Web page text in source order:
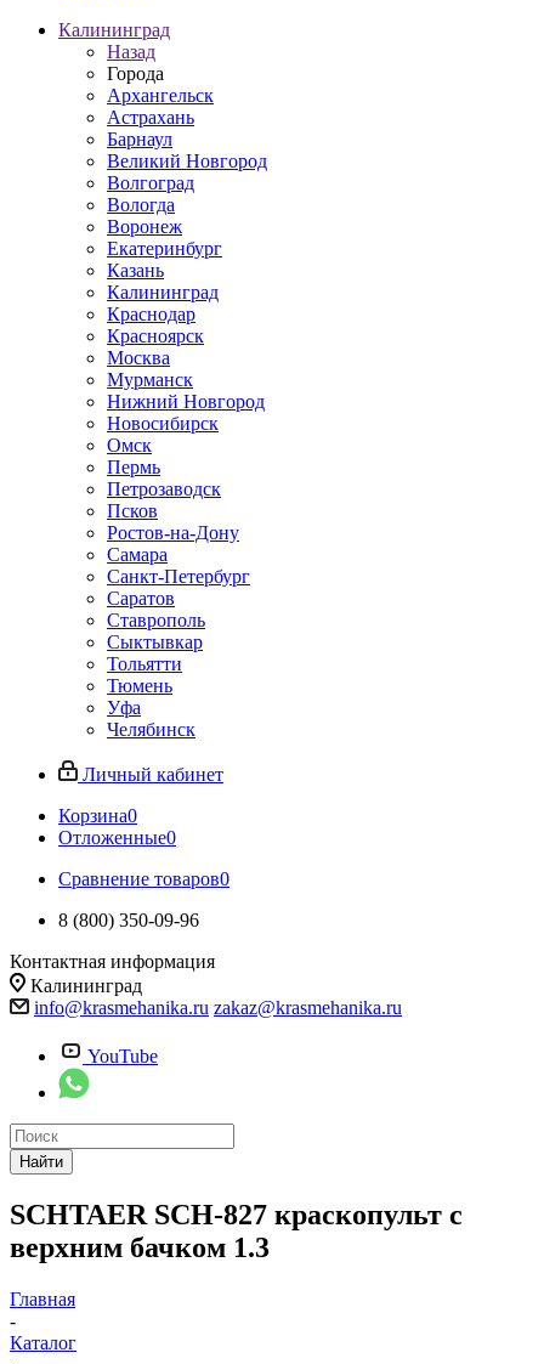
Калининград
Назад
Города
Архангельск
Астрахань
Барнаул
Великий Новгород
Волгоград
Вологда
Воронеж
Екатеринбург
Казань
Калининград
Краснодар
Красноярск
Москва
Мурманск
Нижний Новгород
Новосибирск
Омск
Пермь
Петрозаводск
Псков
Ростов-на-Дону
Самара
Санкт-Петербург
Саратов
Ставрополь
Сыктывкар
Тольятти
Тюмень
Уфа
Челябинск
Личный кабинет
Корзина0
Отложенные0
Сравнение товаров0
8 (800) 350-09-96
Контактная информация
Калининград
info@krasmehanika.ru zakaz@krasmehanika.ru
YouTube
Найти
SCHTAER SCH-827 краскопульт с
верхним бачком 1.3
Главная
-
Каталог